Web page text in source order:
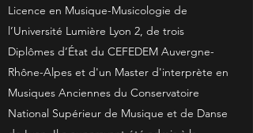
Licence en Musique-Musicologie de
l’Université Lumière Lyon 2, de trois
Diplômes d’État du CEFEDEM Auvergne-
Rhône-Alpes et d'un Master d'interprète en
Musiques Anciennes du Conservatoire
National Supérieur de Musique et de Danse